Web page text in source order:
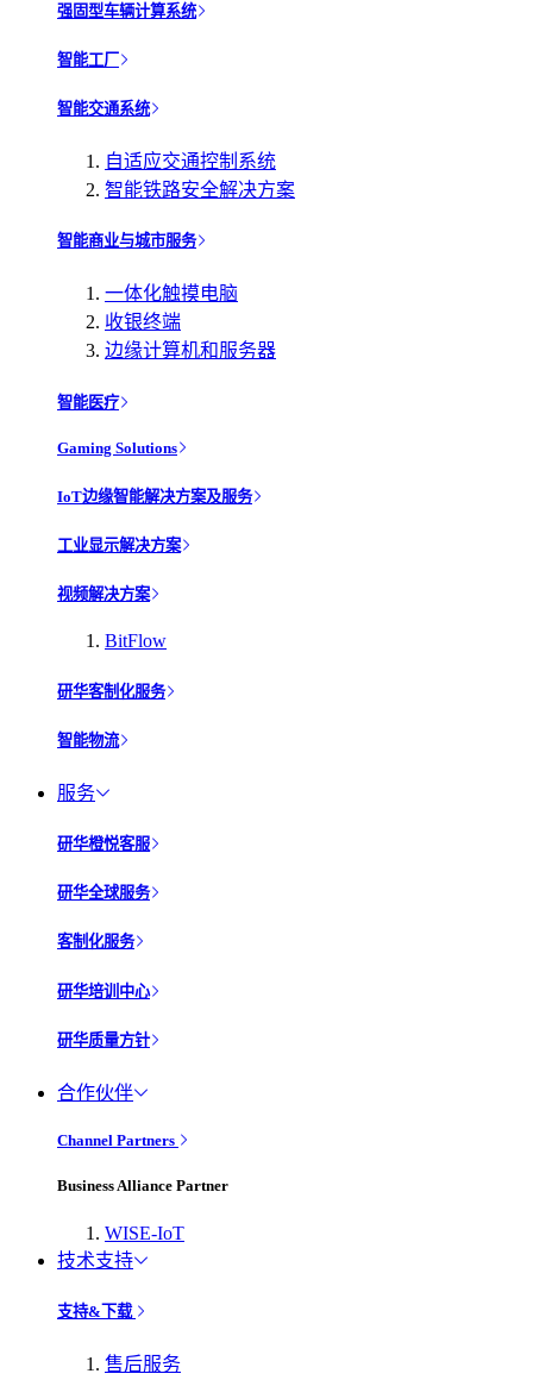
强固型车辆计算系统
智能工厂
智能交通系统
自适应交通控制系统
智能铁路安全解决方案
智能商业与城市服务
一体化触摸电脑
收银终端
边缘计算机和服务器
智能医疗
Gaming Solutions
IoT边缘智能解决方案及服务
工业显示解决方案
视频解决方案
BitFlow
研华客制化服务
智能物流
服务
研华橙悦客服
研华全球服务
客制化服务
研华培训中心
研华质量方针
合作伙伴
Channel Partners
Business Alliance Partner
WISE-IoT
技术支持
支持&下载
售后服务